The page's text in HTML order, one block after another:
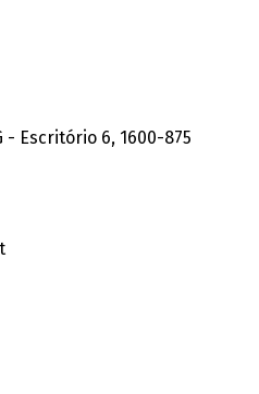
- Escritório 6, 1600-875